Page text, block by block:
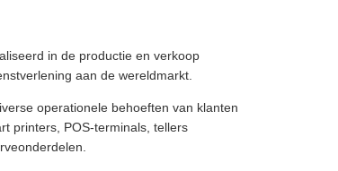
in de productie en verkoop
aan de wereldmarkt.
operationele behoeften van klanten
printers, POS-terminals, tellers